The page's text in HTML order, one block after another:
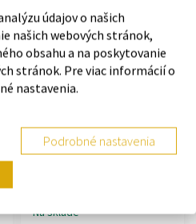
Tommy Hilfiger 1710453 -
Na sklade
údajov o našich
našich webových stránok,
obsahu a na poskytovanie
stránok. Pre viac informácií o
nastavenia.
Podrobné nastavenia